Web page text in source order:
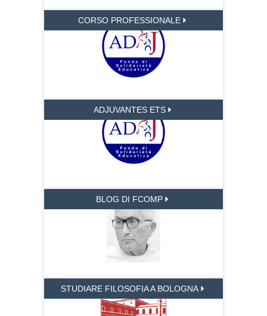
CORSO PROFESSIONALE
ADJUVANTES ETS
BLOG DI FCOMP
STUDIARE FILOSOFIA A BOLOGNA